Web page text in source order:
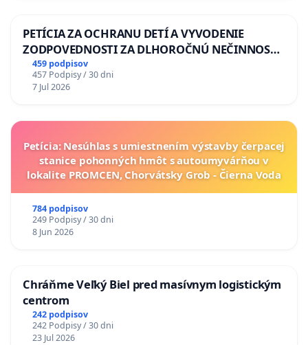
PETÍCIA ZA OCHRANU DETÍ A VYVODENIE
ZODPOVEDNOSTI ZA DLHOROČNÚ NEČINNOSŤ
A ZLYHANIE ŠTÁTU
459 podpisov
457 Podpisy / 30 dni
7 Jul 2026
Petícia: Nesúhlas s umiestnením výstavby čerpacej
stanice pohonných hmôt s autoumyvárňou v
lokalite PROMCEN, Chorvátsky Grob - Čierna Voda
784 podpisov
249 Podpisy / 30 dni
8 Jun 2026
Chráňme Veľký Biel pred masívnym logistickým
centrom
242 podpisov
242 Podpisy / 30 dni
23 Jul 2026